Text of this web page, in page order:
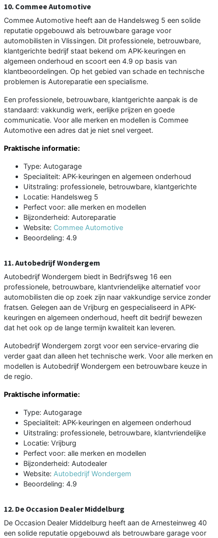
10. Commee Automotive
Commee Automotive heeft aan de Handelsweg 5 een solide
reputatie opgebouwd als betrouwbare garage voor
automobilisten in Vlissingen. Dit professionele, betrouwbare,
klantgerichte bedrijf staat bekend om APK-keuringen en
algemeen onderhoud en scoort een 4.9 op basis van
klantbeoordelingen. Op het gebied van schade en technische
problemen is Autoreparatie een specialisme.
Een professionele, betrouwbare, klantgerichte aanpak is de
standaard: vakkundig werk, eerlijke prijzen en goede
communicatie. Voor alle merken en modellen is Commee
Automotive een adres dat je niet snel vergeet.
Praktische informatie:
Type: Autogarage
Specialiteit: APK-keuringen en algemeen onderhoud
Uitstraling: professionele, betrouwbare, klantgerichte
Locatie: Handelsweg 5
Perfect voor: alle merken en modellen
Bijzonderheid: Autoreparatie
Website: Commee Automotive
Beoordeling: 4.9
11. Autobedrijf Wondergem
Autobedrijf Wondergem biedt in Bedrijfsweg 16 een
professionele, betrouwbare, klantvriendelijke alternatief voor
automobilisten die op zoek zijn naar vakkundige service zonder
fratsen. Gelegen aan de Vrijburg en gespecialiseerd in APK-
keuringen en algemeen onderhoud, heeft dit bedrijf bewezen
dat het ook op de lange termijn kwaliteit kan leveren.
Autobedrijf Wondergem zorgt voor een service-ervaring die
verder gaat dan alleen het technische werk. Voor alle merken en
modellen is Autobedrijf Wondergem een betrouwbare keuze in
de regio.
Praktische informatie:
Type: Autogarage
Specialiteit: APK-keuringen en algemeen onderhoud
Uitstraling: professionele, betrouwbare, klantvriendelijke
Locatie: Vrijburg
Perfect voor: alle merken en modellen
Bijzonderheid: Autodealer
Website: Autobedrijf Wondergem
Beoordeling: 4.9
12. De Occasion Dealer Middelburg
De Occasion Dealer Middelburg heeft aan de Arnesteinweg 40
een solide reputatie opgebouwd als betrouwbare garage voor